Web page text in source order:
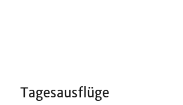
Tagesausflüge